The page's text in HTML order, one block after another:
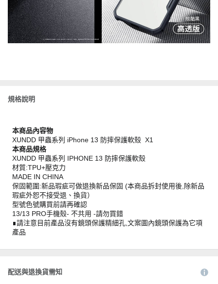
規格說明
本商品內容物
XUNDD 甲蟲系列 iPhone 13 防摔保護軟殼 X1
本商品規格
XUNDD 甲蟲系列 IPHONE 13 防摔保護軟殼
材質:TPU+壓克力
MADE IN CHINA
保固範圍:新品瑕疵可做退換新品保固 (本商品拆封使用後,除新品
瑕疵外恕不接受退、換貨）
型號色號購買前請再確認
13/13 PRO手機殼- 不共用 -請勿買錯
∎請注意目前產品沒有鏡頭保護精細孔,文案圖內鏡頭保護為它項
產品
配送與退換貨需知